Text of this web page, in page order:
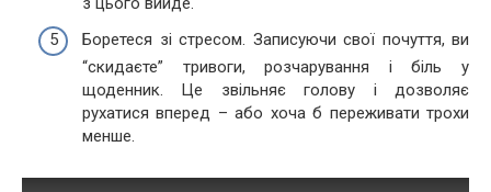
Боретеся зі стресом. Записуючи свої почуття, ви
“скидаєте” тривоги, розчарування і біль у
щоденник. Це звільняє голову і дозволяє
рухатися вперед – або хоча б переживати трохи
менше.